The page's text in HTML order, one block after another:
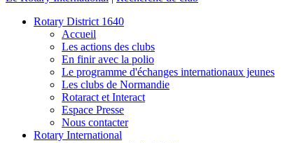
Rotary District 1640
Accueil
Les actions des clubs
En finir avec la polio
Le programme d'échanges internationaux jeunes
Les clubs de Normandie
Rotaract et Interact
Espace Presse
Nous contacter
Rotary International